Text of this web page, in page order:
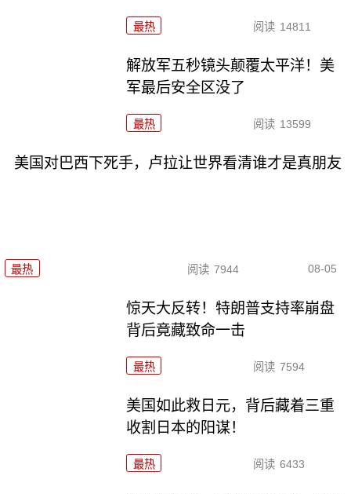
最热 阅读 14811
解放军五秒镜头颠覆太平洋！美
军最后安全区没了
最热 阅读 13599
美国对巴西下死手，卢拉让世界看清谁才是真朋友
最热 阅读 7944 08-05
惊天大反转！特朗普支持率崩盘
背后竟藏致命一击
最热 阅读 7594
美国如此救日元，背后藏着三重
收割日本的阳谋！
最热 阅读 6433